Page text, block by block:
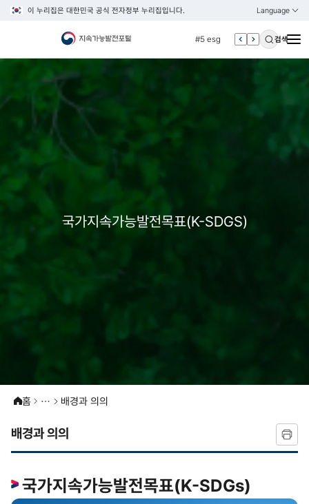
이 누리집은 대한민국 공식 전자정부 누리집입니다. Language
열기
KOREAN
ENGLISH
#5 esg
#6 빈곤
#7 un
검색
국가지속가능발전목표(K-SDGS)
홈 배경과 의의
배경과 의의
국가지속가능발전목표(K-SDGs)